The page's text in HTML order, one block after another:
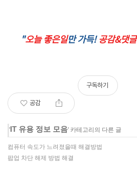
"오늘 좋은일만 가득!공감&댓글
공감
구독하기
'IT 유용 정보 모음' 카테고리의 다른 글
컴퓨터 속도가 느려졌을때 해결방법
팝업 차단 해제 방법 해결